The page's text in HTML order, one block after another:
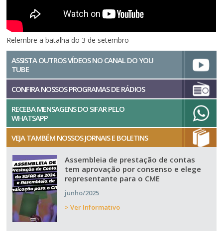
Relembre a batalha do 3 de setembro
ASSISTA OUTROS VÍDEOS NO CANAL DO YOU
TUBE
CONFIRA NOSSOS PROGRAMAS DE RÁDIOS
RECEBA MENSAGENS DO SIFAR PELO
WHATSAPP
VEJA TAMBÉM NOSSOS JORNAIS E BOLETINS
Assembleia de prestação de contas
tem aprovação por consenso e elege
representante para o CME
junho/2025
> Ver Informativo